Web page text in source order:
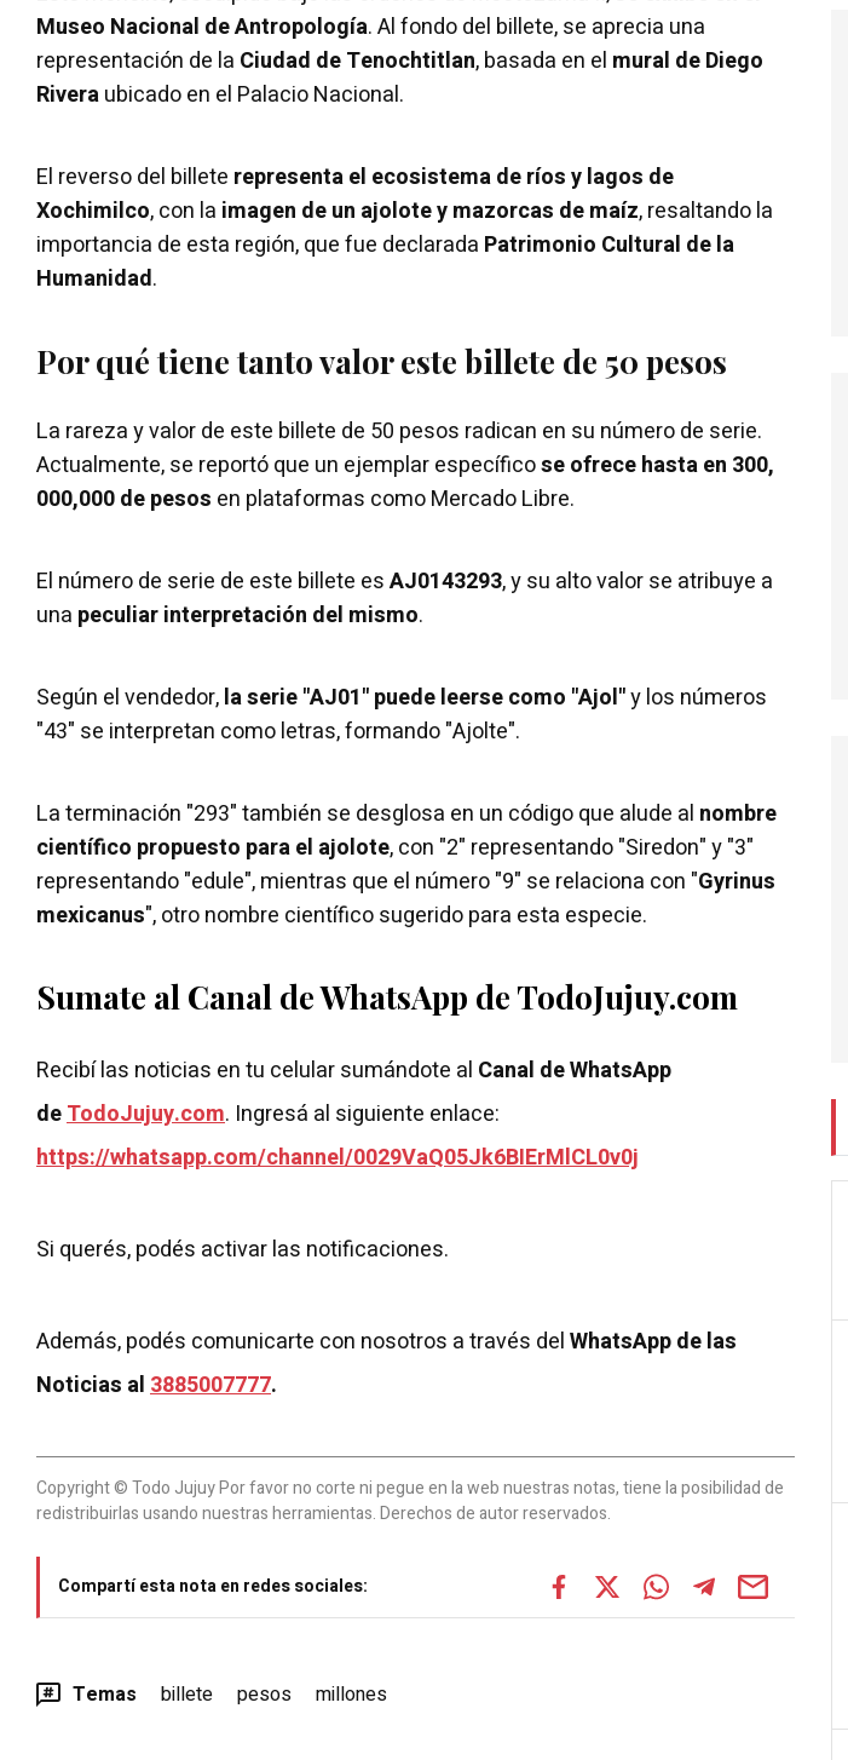
Museo Nacional de Antropología. Al fondo del billete, se aprecia una
representación de la Ciudad de Tenochtitlan, basada en el mural de Diego
Riveraubicado en el Palacio Nacional.
El reverso del billete representa el ecosistema de ríos y lagos de
Xochimilco, con la imagen de un ajolote y mazorcas de maíz, resaltando la
importancia de esta región, que fue declarada Patrimonio Cultural de la
Humanidad.
Por qué tiene tanto valor este billete de 50 pesos
La rareza y valor de este billete de 50 pesos radican en su número de serie.
Actualmente, se reportó que un ejemplar específicose ofrece hasta en 300,
000,000 de pesos en plataformas como Mercado Libre.
El número de serie de este billete esAJ0143293, y su alto valor se atribuye a
una peculiar interpretación del mismo.
Según el vendedor,la serie "AJ01" puede leerse como "Ajol"y los números
"43" se interpretan como letras, formando "Ajolte".
La terminación "293" también se desglosa en un código que alude al nombre
científico propuesto para el ajolote, con "2" representando "Siredon" y "3"
representando "edule", mientras que el número "9" se relaciona con "Gyrinus
mexicanus", otro nombre científico sugerido para esta especie.
Sumate al Canal de WhatsApp de TodoJujuy.com
Recibí las noticias en tu celular sumándote al Canal de WhatsApp
deTodoJujuy.com. Ingresá al siguiente enlace:
https://whatsapp.com/channel/0029VaQ05Jk6BIErMlCL0v0j
Si querés, podés activar las notificaciones.
Además, podés comunicarte con nosotros a través delWhatsApp de las
Noticias al3885007777.
Copyright © Todo Jujuy Por favor no corte ni pegue en la web nuestras notas, tiene la posibilidad de
redistribuirlas usando nuestras herramientas. Derechos de autor reservados.
Compartí esta nota en redes sociales:
Temas billete pesos millones